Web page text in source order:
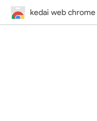
kedai web chrome